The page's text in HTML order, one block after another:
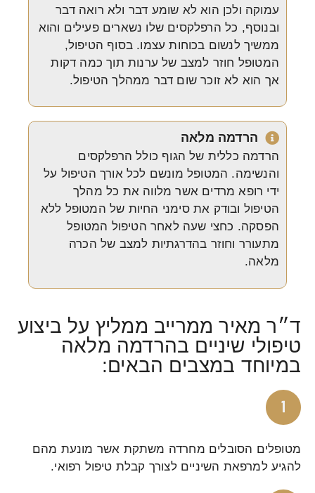
עמוקה ולכן הוא לא שומע דבר ולא רואה דבר
ובנוסף, כל הרפלקסים שלו נשארים פעילים והוא
ממשיך לנשום בכוחות עצמו. בסוף הטיפול,
המטופל חוזר למצב של ערנות תוך כמה דקות
אך הוא לא זוכר שום דבר ממהלך הטיפול.
הרדמה מלאה
הרדמה כללית של הגוף כולל הרפלקסים
והנשימה. המטופל מונשם לכל אורך הטיפול על
ידי רופא מרדים אשר מלווה את כל מהלך
הטיפול ובודק את סימני החיות של המטופל ללא
הפסקה. כחצי שעה לאחר הטיפול המטופל
מתעורר וחוזר בהדרגתיות למצב של הכרה
מלאה.
ד״ר מאיר ממרייב ממליץ על ביצוע
טיפולי שיניים בהרדמה מלאה
במיוחד במצבים הבאים:
מטופלים הסובלים מחרדה משתקת אשר מונעת מהם
להגיע למרפאת השיניים לצורך קבלת טיפול רפואי.